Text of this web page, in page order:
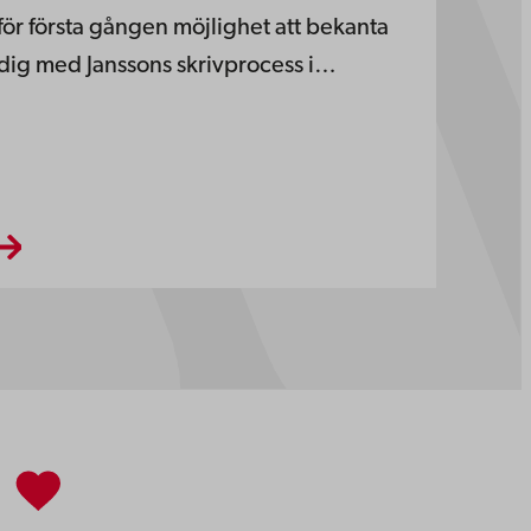
första gången möjlighet att bekanta
med Janssons skrivprocess i…